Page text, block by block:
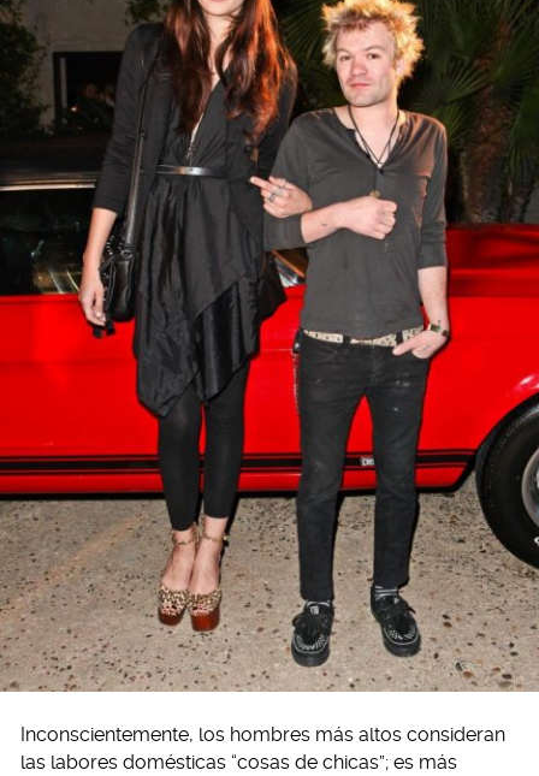
Inconscientemente, los hombres más altos consideran
las labores domésticas “cosas de chicas”; es más